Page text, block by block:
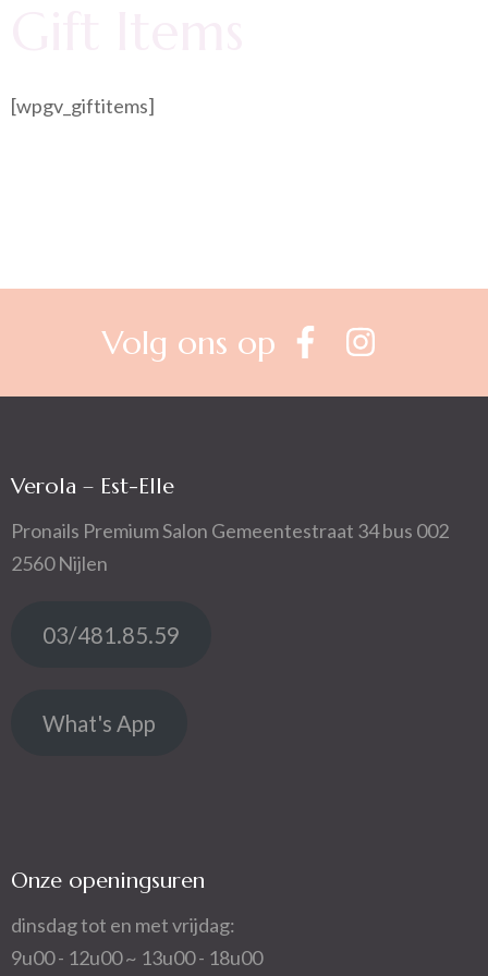
[wpgv_giftitems]
Volg ons op
Verola – Est-Elle
Pronails Premium Salon Gemeentestraat 34 bus 002
2560 Nijlen
03/481.85.59
What's App
Onze openingsuren
dinsdag tot en met vrijdag:
9u00 - 12u00 ~ 13u00 - 18u00